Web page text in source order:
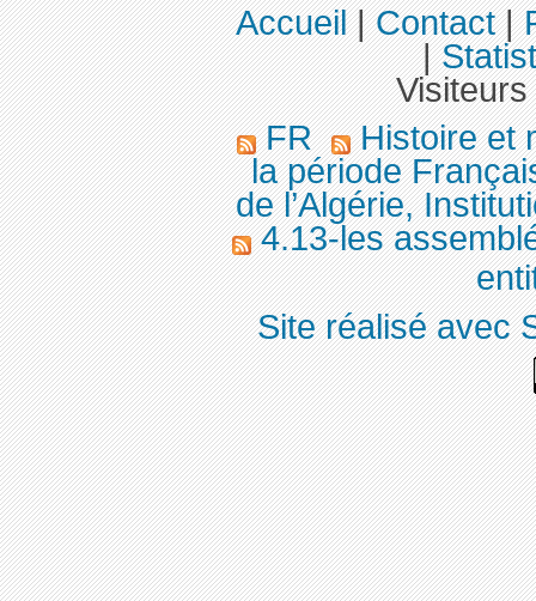
Accueil|Contact|
|
FR
Histoire et
la période
de l’Algérie,
4.13-les
Site réalisé avec